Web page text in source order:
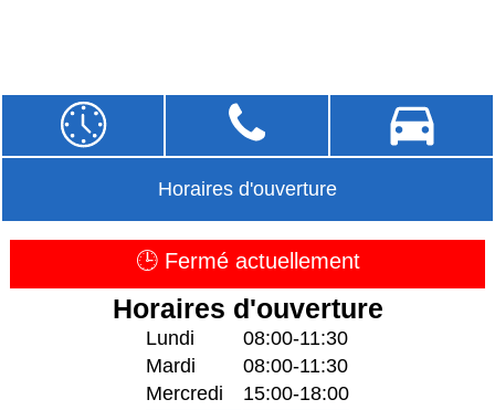
Horaires d'ouverture
🕒 Fermé actuellement
Horaires d'ouverture
Lundi
08:00-11:30
Mardi
08:00-11:30
Mercredi
15:00-18:00